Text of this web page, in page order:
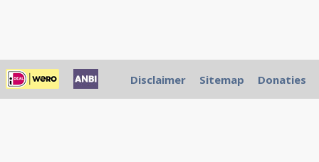
Disclaimer Sitemap Donaties